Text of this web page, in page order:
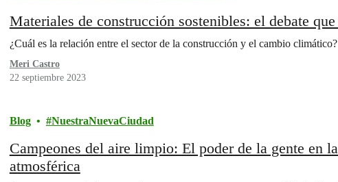
Materiales de construcción sostenibles: el debate
¿Cuál es la relación entre el sector de la construcción y el cambio climático?
Meri Castro
22 septiembre 2023
Blog NuestraNuevaCiudad
Campeones del aire limpio: El poder de la gente en
atmosférica